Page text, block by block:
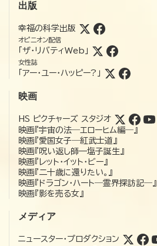
出版
幸福の科学出版
オピニオン配信
「ザ・リバティWeb」
女性誌
「アー・ユー・ハッピー?」
映画
HS ピクチャーズ スタジオ
映画『宇宙の法―エローヒム編―』
映画『愛国女子―紅武士道』
映画『呪い返し師—塩子誕生』
映画『レット・イット・ビー』
映画『二十歳に還りたい。』
映画『ドラゴン・ハート―霊界探訪記―』
映画『影を売る女』
メディア
ニュースター・プロダクション